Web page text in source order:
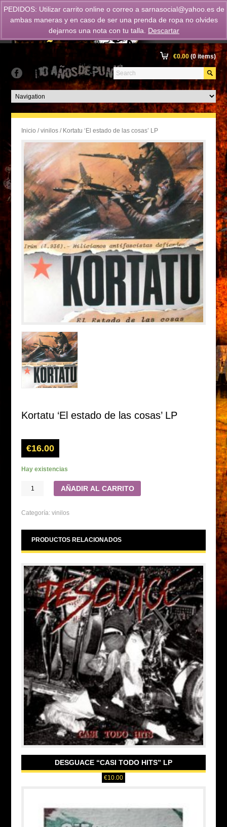
€0.00(0 items)
Inicio /vinilos / Kortatu ‘El estado de las cosas’ LP
Kortatu ‘El estado de las cosas’ LP
€16.00
Hay existencias
AÑADIR AL CARRITO
Categoría:vinilos
PRODUCTOS RELACIONADOS
DESGUACE “CASI TODO HITS” LP
€10.00
PEDIDOS: Utilizar carrito online o correo a sarnasocial@yahoo.es de
ambas maneras y en caso de ser una prenda de ropa no olvides
dejarnos una nota con tu talla.
Descartar